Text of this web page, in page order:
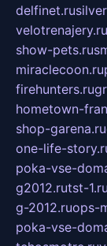
delfinet.ru
velotrenajery.ru
show-pets.ru
miraclecoon.ru
firehunters.ru
hometown-
shop-garena.ru
one-life-
poka-vse-
g2012.rutst-1.ru
g-2012.ruops-
poka-vse-